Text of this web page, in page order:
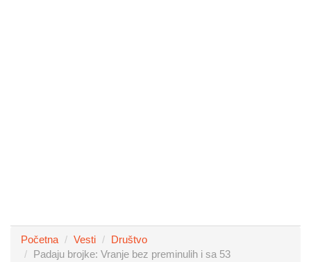
Početna Vesti
Društvo
Padaju brojke: Vranje bez preminulih i sa 53